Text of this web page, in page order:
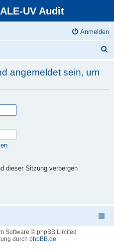
UV Audit
Anmelden
angemeldet sein, um
dieser Sitzung verbergen
Software © phpBB Limited
durch phpBB.de